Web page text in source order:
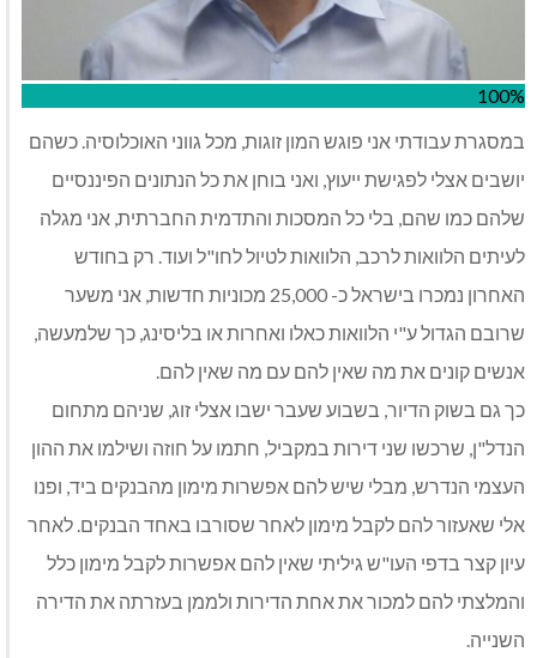
100%
במסגרת עבודתי אני פוגש המון זוגות, מכל גווני האוכלוסיה. כשהם
יושבים אצלי לפגישת ייעוץ, ואני בוחן את כל הנתונים הפיננסיים
שלהם כמו שהם, בלי כל המסכות והתדמית החברתית, אני מגלה
לעיתים הלוואות לרכב, הלוואות לטיול לחו"ל ועוד. רק בחודש
האחרון נמכרו בישראל כ- 25,000 מכוניות חדשות, אני משער
שרובם הגדול ע"י הלוואות כאלו ואחרות או בליסינג, כך שלמעשה,
אנשים קונים את מה שאין להם עם מה שאין להם.
כך גם בשוק הדיור, בשבוע שעבר ישבו אצלי זוג, שניהם מתחום
הנדל"ן, שרכשו שני דירות במקביל, חתמו על חוזה ושילמו את ההון
העצמי הנדרש, מבלי שיש להם אפשרות מימון מהבנקים ביד, ופנו
אלי שאעזור להם לקבל מימון לאחר שסורבו באחד הבנקים. לאחר
עיון קצר בדפי העו"ש גיליתי שאין להם אפשרות לקבל מימון כלל
והמלצתי להם למכור את אחת הדירות ולממן בעזרתה את הדירה
השנייה.